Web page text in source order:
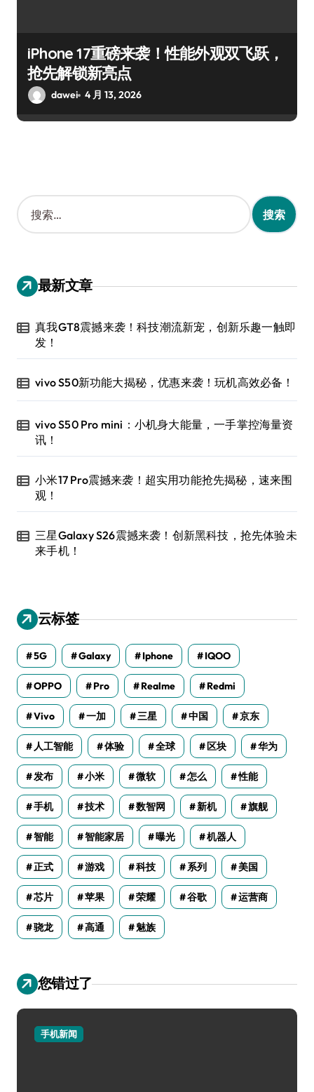
iPhone 17重磅来袭！性能外观双飞跃，
抢先解锁新亮点
dawei 4 月 13, 2026
搜
索
：
最新文章
真我GT8震撼来袭！科技潮流新宠，创新乐趣一触即
发！
vivo S50新功能大揭秘，优惠来袭！玩机高效必备！
vivo S50 Pro mini：小机身大能量，一手掌控海量资
讯！
小米17 Pro震撼来袭！超实用功能抢先揭秘，速来围
观！
三星Galaxy S26震撼来袭！创新黑科技，抢先体验未
来手机！
云标签
5G Galaxy Iphone IQOO
OPPO Pro Realme Redmi
Vivo 一加 三星 中国 京东
人工智能 体验 全球 区块 华为
发布 小米 微软 怎么 性能
手机 技术 数智网 新机 旗舰
智能 智能家居 曝光 机器人
正式 游戏 科技 系列 美国
芯片 苹果 荣耀 谷歌 运营商
骁龙 高通 魅族
您错过了
手机新闻